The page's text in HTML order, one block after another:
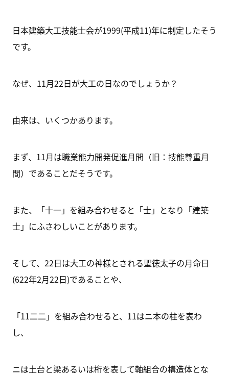
日本建築大工技能士会が1999(平成11)年に制定したそう
です。
なぜ、11月22日が大工の日なのでしょうか？
由来は、いくつかあります。
まず、11月は職業能力開発促進月間（旧：技能尊重月
間）であることだそうです。
また、「十一」を組み合わせると「士」となり「建築
士」にふさわしいことがあります。
そして、22日は大工の神様とされる聖徳太子の月命日
(622年2月22日)であることや、
「11二二」を組み合わせると、11はニ本の柱を表わ
し、
ニは土台と梁あるいは桁を表して軸組合の構造体とな